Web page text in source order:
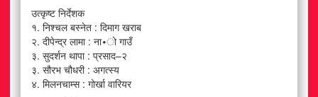
उत्कृष्ट निर्देशक
१. निश्चल बस्नेत : दिमाग खराब
२. दीपेन्द्र लामा : ना∙ो गाउँ
३. सुदर्शन थापा : प्रसाद–२
३. सौरभ चौधरी : अगत्स्य
४. मिलनचाम्स : गोर्खा वारियर